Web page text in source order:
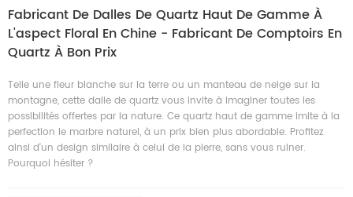
Fabricant De Dalles De Quartz Haut De Gamme À
L'aspect Floral En Chine - Fabricant De Comptoirs En
Quartz À Bon Prix
Telle une fleur blanche sur la terre ou un manteau de neige sur la
montagne, cette dalle de quartz vous invite à imaginer toutes les
possibilités offertes par la nature. Ce quartz haut de gamme imite à la
perfection le marbre naturel, à un prix bien plus abordable. Profitez
ainsi d'un design similaire à celui de la pierre, sans vous ruiner.
Pourquoi hésiter ?